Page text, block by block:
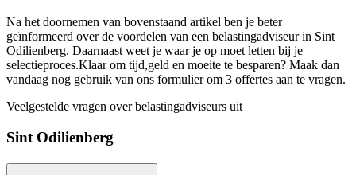
Na het doornemen van bovenstaand artikel ben je beter
geïnformeerd over de voordelen van een belastingadviseur in Sint
Odilienberg. Daarnaast weet je waar je op moet letten bij je
selectieproces.Klaar om tijd,geld en moeite te besparen? Maak dan
vandaag nog gebruik van ons formulier om 3 offertes aan te vragen.
Veelgestelde vragen over belastingadviseurs uit
Sint Odilienberg